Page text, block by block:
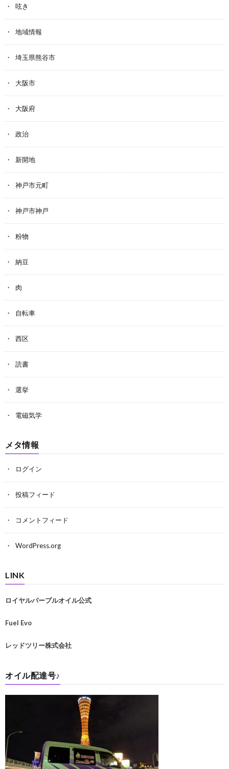
呟き
地域情報
埼玉県熊谷市
大阪市
大阪府
政治
新開地
神戸市元町
神戸市神戸
粉物
納豆
肉
自転車
西区
読書
選挙
電磁気学
メタ情報
ログイン
投稿フィード
コメントフィード
WordPress.org
LINK
ロイヤルパープルオイル公式
Fuel Evo
レッドツリー株式会社
オイル配達号♪